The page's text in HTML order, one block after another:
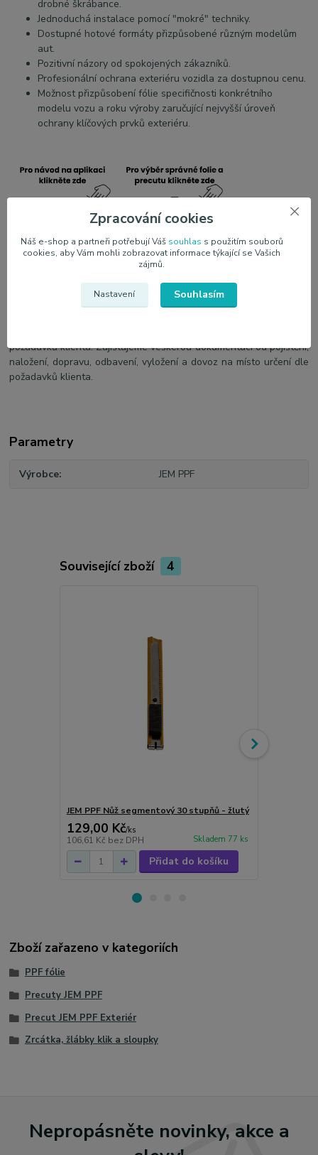
drobné škrábance.
Jednoduchá instalace pomocí "mokré" techniky.
Dostupné hotové formáty přizpůsobené různým modelům
aut.
Pozitivní názory od spokojených zákazníků.
Profesionální ochrana exteriéru vozidla za dostupnou cenu.
Možnost přizpůsobení fólie specifičnosti konkrétního
modelu vozu a roku výroby zaručující nejvyšší úroveň
ochrany klíčových prvků exteriéru.
je výhradní dovozce ochranných fólii PPF
vyráběných společnosti JEM. Nabízíme veškerou dokumentaci,
technologii a kvalitu, která je zaručena dlouholetými zkušenostmi
požadavků klienta. Zajištujeme veškerou dokumentaci od pojištění,
naložení, dopravu, odbavení, vyložení a dovoz na místo určení dle
požadavků klienta.
Parametry
Výrobce JEM PPF
Související zboží 4
JEM PPF Nůž segmentový 30 stupňů - žlutý
129,00 Kč/ks
106,61 Kč bez DPH Skladem 77 ks
Přidat do košíku
Zboží zařazeno v kategoriích
PPF fólie
Precuty JEM PPF
Precut JEM PPF Exteriér
Zrcátka, žlábky klik a sloupky
Nepropásněte novinky, akce a
Zpracování cookies
Náš e-shop a partneři potřebují Váš souhlas s použitím souborů
cookies, aby Vám mohli zobrazovat informace týkající se Vašich
zájmů.
Nastavení Souhlasím